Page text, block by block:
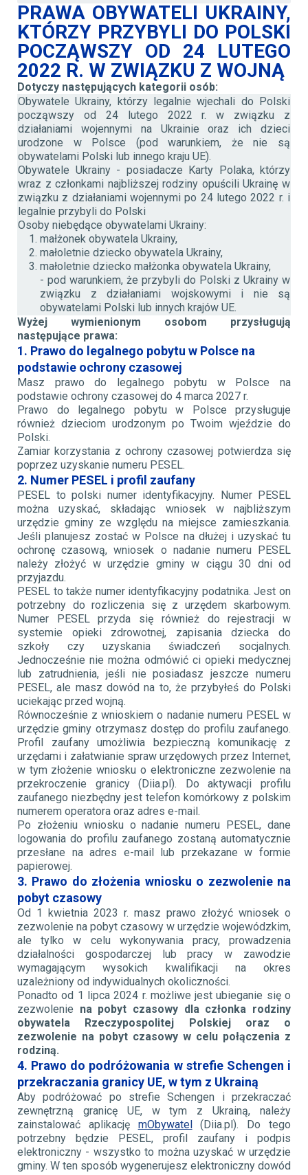
PRAWA OBYWATELI UKRAINY,
KTÓRZY PRZYBYLI DO POLSKI
POCZĄWSZY OD 24 LUTEGO
2022 R. W ZWIĄZKU Z WOJNĄ
Dotyczy następujących kategorii osób:
Obywatele Ukrainy, którzy legalnie wjechali do Polski
począwszy od 24 lutego 2022 r. w związku z
działaniami wojennymi na Ukrainie oraz ich dzieci
urodzone w Polsce (pod warunkiem, że nie są
obywatelami Polski lub innego kraju UE).
Obywatele Ukrainy - posiadacze Karty Polaka, którzy
wraz z członkami najbliższej rodziny opuścili Ukrainę w
związku z działaniami wojennymi po 24 lutego 2022 r. i
legalnie przybyli do Polski
Osoby niebędące obywatelami Ukrainy:
małżonek obywatela Ukrainy,
małoletnie dziecko obywatela Ukrainy,
małoletnie dziecko małżonka obywatela Ukrainy,
- pod warunkiem, że przybyli do Polski z Ukrainy w
związku z działaniami wojskowymi i nie są
obywatelami Polski lub innych krajów UE.
Wyżej wymienionym osobom przysługują
następujące prawa:
1. Prawo do legalnego pobytu w Polsce na
podstawie ochrony czasowej
Masz prawo do legalnego pobytu w Polsce na
podstawie ochrony czasowej do 4 marca 2027 r.
Prawo do legalnego pobytu w Polsce przysługuje
również dzieciom urodzonym po Twoim wjeździe do
Polski.
Zamiar korzystania z ochrony czasowej potwierdza się
poprzez uzyskanie numeru PESEL.
2. Numer PESEL i profil zaufany
PESEL to polski numer identyfikacyjny. Numer PESEL
można uzyskać, składając wniosek w najbliższym
urzędzie gminy ze względu na miejsce zamieszkania.
Jeśli planujesz zostać w Polsce na dłużej i uzyskać tu
ochronę czasową, wniosek o nadanie numeru PESEL
należy złożyć w urzędzie gminy w ciągu 30 dni od
przyjazdu.
PESEL to także numer identyfikacyjny podatnika. Jest on
potrzebny do rozliczenia się z urzędem skarbowym.
Numer PESEL przyda się również do rejestracji w
systemie opieki zdrowotnej, zapisania dziecka do
szkoły czy uzyskania świadczeń socjalnych.
Jednocześnie nie można odmówić ci opieki medycznej
lub zatrudnienia, jeśli nie posiadasz jeszcze numeru
PESEL, ale masz dowód na to, że przybyłeś do Polski
uciekając przed wojną.
Równocześnie z wnioskiem o nadanie numeru PESEL w
urzędzie gminy otrzymasz dostęp do profilu zaufanego.
Profil zaufany umożliwia bezpieczną komunikację z
urzędami i załatwianie spraw urzędowych przez Internet,
w tym złożenie wniosku o elektroniczne zezwolenie na
przekroczenie granicy (Diia.pl). Do aktywacji profilu
zaufanego niezbędny jest telefon komórkowy z polskim
numerem operatora oraz adres e-mail.
Po złożeniu wniosku o nadanie numeru PESEL, dane
logowania do profilu zaufanego zostaną automatycznie
przesłane na adres e-mail lub przekazane w formie
papierowej.
3. Prawo do złożenia wniosku o zezwolenie na
pobyt czasowy
Od 1 kwietnia 2023 r. masz prawo złożyć wniosek o
zezwolenie na pobyt czasowy w urzędzie wojewódzkim,
ale tylko w celu wykonywania pracy, prowadzenia
działalności gospodarczej lub pracy w zawodzie
wymagającym wysokich kwalifikacji na okres
uzależniony od indywidualnych okoliczności.
Ponadto od 1 lipca 2024 r. możliwe jest ubieganie się o
zezwolenie na pobyt czasowy dla członka rodziny
obywatela Rzeczypospolitej Polskiej oraz o
zezwolenie na pobyt czasowy w celu połączenia z
rodziną.
4. Prawo do podróżowania w strefie Schengen i
przekraczania granicy UE, w tym z Ukrainą
Aby podróżować po strefie Schengen i przekraczać
zewnętrzną granicę UE, w tym z Ukrainą, należy
zainstalować aplikację mObywatel(Diia.pl). Do tego
potrzebny będzie PESEL, profil zaufany i podpis
elektroniczny - wszystko to można uzyskać w urzędzie
gminy. W ten sposób wygenerujesz elektroniczny dowód